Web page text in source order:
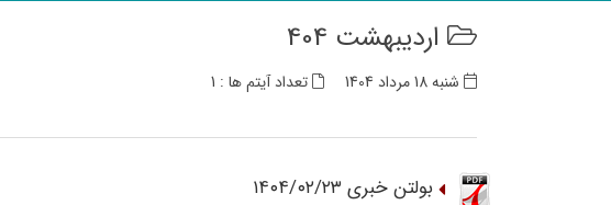
اردیبهشت 404
شنبه 18 مرداد 1404 تعداد آیتم ها : 1
بولتن خبری ۱۴۰۴/۰۲/۲۳